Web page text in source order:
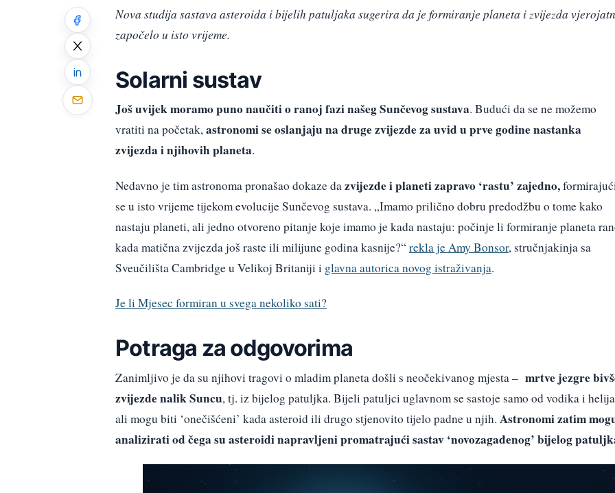
Nova studija sastava asteroida i bijelih patuljaka sugerira da je formiranje planeta i zvijezda
započelo u isto vrijeme.
Solarni sustav
Još uvijek moramo puno naučiti o ranoj fazi našeg Sunčevog sustava. Budući da se ne možemo
vratiti na početak,astronomi se oslanjaju na druge zvijezde za uvid u prve godine nastanka
zvijezda i njihovih planeta.
Nedavno je tim astronoma pronašao dokaze da zvijezde i planeti zapravo ‘rastu’ zajedno,
se u isto vrijeme tijekom evolucije Sunčevog sustava. „Imamo prilično dobru predodžbu o tome kako
nastaju planeti, ali jedno otvoreno pitanje koje imamo je kada nastaju: počinje li formiranje planeta
kada matična zvijezda još raste ili milijune godina kasnije?“ rekla je Amy Bonsor, stručnjakinja sa
Sveučilišta Cambridge u Velikoj Britaniji i glavna autorica novog istraživanja.
Je li Mjesec formiran u svega nekoliko sati?
Potraga za odgovorima
Zanimljivo je da su njihovi tragovi o mladim planeta došli s neočekivanog mjesta – mrtve jezgre
zvijezde nalik Suncu, tj. iz bijelog patuljka. Bijeli patuljci uglavnom se sastoje samo od vodika i
ali mogu biti ‘onečišćeni’ kada asteroid ili drugo stjenovito tijelo padne u njih. Astronomi zatim
analizirati od čega su asteroidi napravljeni promatrajući sastav ‘novozagađenog’ bijelog